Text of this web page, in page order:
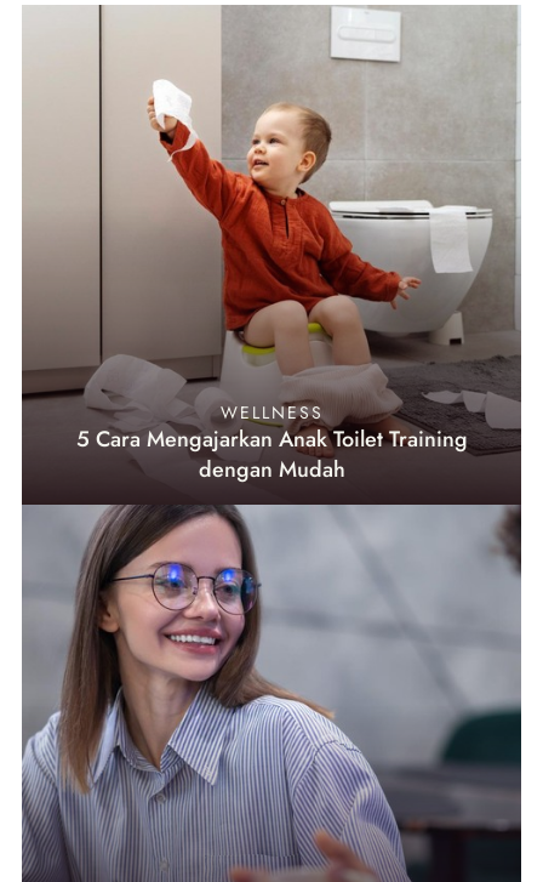
WELLNESS
5 Cara Mengajarkan Anak Toilet Training
dengan Mudah